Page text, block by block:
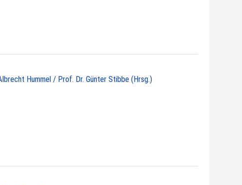
Hummel / Prof. Dr. Günter Stibbe (Hrsg.)